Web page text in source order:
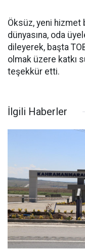
Öksüz, yeni hizmet
dünyasına, oda
dileyerek, başta
olmak üzere katkı
teşekkür etti.
İlgili Haberler